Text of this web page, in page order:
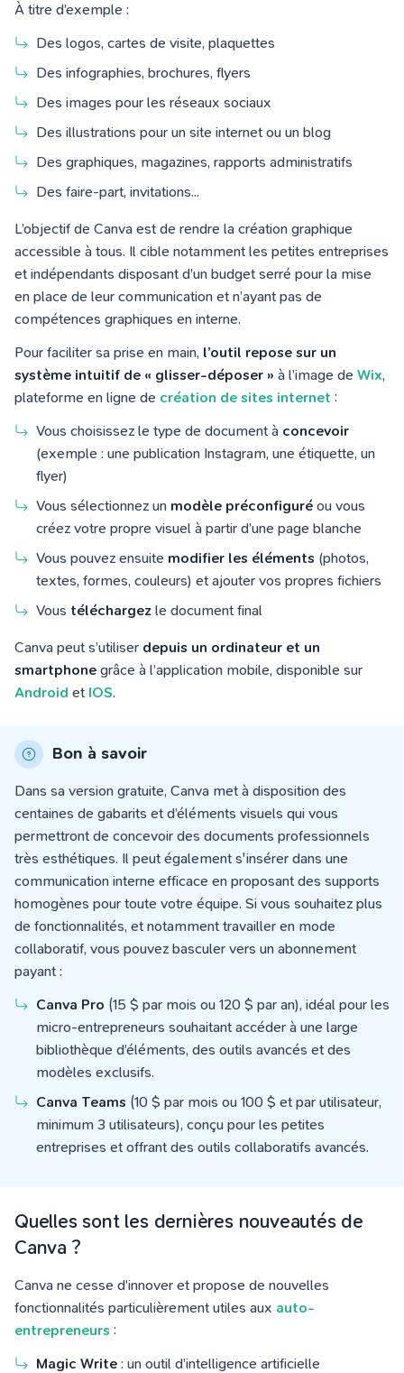
À titre d’exemple :
Des logos, cartes de visite, plaquettes
Des infographies, brochures, flyers
Des images pour les réseaux sociaux
Des illustrations pour un site internet ou un blog
Des graphiques, magazines, rapports administratifs
Des faire-part, invitations...
L’objectif de Canva est de rendre la création graphique
accessible à tous. Il cible notamment les petites entreprises
et indépendants disposant d’un budget serré pour la mise
en place de leur communication et n’ayant pas de
compétences graphiques en interne.
Pour faciliter sa prise en main, l’outil repose sur un
système intuitif de « glisser-déposer » à l’image de Wix,
plateforme en ligne de création de sites internet :
Vous choisissez le type de document à concevoir
(exemple : une publication Instagram, une étiquette, un
flyer)
Vous sélectionnez un modèle préconfiguré ou vous
créez votre propre visuel à partir d’une page blanche
Vous pouvez ensuite modifier les éléments (photos,
textes, formes, couleurs) et ajouter vos propres fichiers
Vous téléchargez le document final
Canva peut s’utiliser depuis un ordinateur et un
smartphone grâce à l’application mobile, disponible sur
Android et IOS.
Bon à savoir
Dans sa version gratuite, Canva met à disposition des
centaines de gabarits et d’éléments visuels qui vous
permettront de concevoir des documents professionnels
très esthétiques. Il peut également s'insérer dans une
communication interne efficace en proposant des supports
homogènes pour toute votre équipe. Si vous souhaitez plus
de fonctionnalités, et notamment travailler en mode
collaboratif, vous pouvez basculer vers un abonnement
payant :
Canva Pro (15 $ par mois ou 120 $ par an), idéal pour les
micro-entrepreneurs souhaitant accéder à une large
bibliothèque d’éléments, des outils avancés et des
modèles exclusifs.
Canva Teams (10 $ par mois ou 100 $ et par utilisateur,
minimum 3 utilisateurs), conçu pour les petites
entreprises et offrant des outils collaboratifs avancés.
Quelles sont les dernières nouveautés de
Canva ?
Canva ne cesse d’innover et propose de nouvelles
fonctionnalités particulièrement utiles aux auto-
entrepreneurs :
Magic Write : un outil d’intelligence artificielle